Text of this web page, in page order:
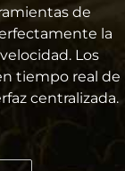
de
la
Los
tiempo real de
centralizada.